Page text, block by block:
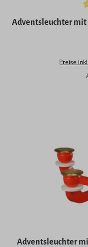
Durchschnittliche
Adventsleuchter mit
Preise
Adventsleuchter